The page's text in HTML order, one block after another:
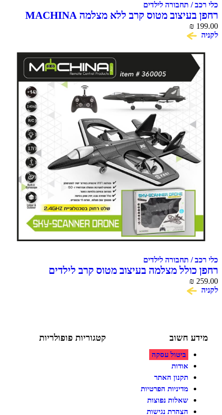
/ תחבורה לילדים
רחפן בעיצוב מטוס קרב ללא מצלמה MACHINA
SKY SCENNER
₪
/ תחבורה לילדים
מצלמה בעיצוב מטוס קרב לילדים
MACHINA SKY SCENNER
₪
חשוב
ביטול עסקה
תקנון האתר
מדיניות הפרטיות
שאלות נפוצות
הצהרת נגישות
קטגוריות פופולריות